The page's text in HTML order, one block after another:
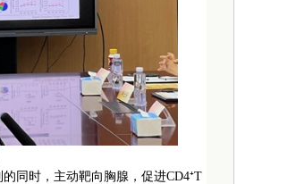
同时，主动靶向胸腺，促进CD4⁺T